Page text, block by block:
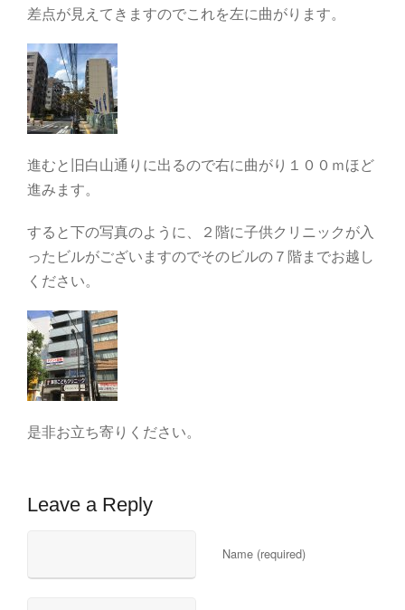
差点が見えてきますのでこれを左に曲がります。
進むと旧白山通りに出るので右に曲がり１００ｍほど
進みます。
すると下の写真のように、２階に子供クリニックが入
ったビルがございますのでそのビルの７階までお越し
ください。
是非お立ち寄りください。
Leave a Reply
Name (required)